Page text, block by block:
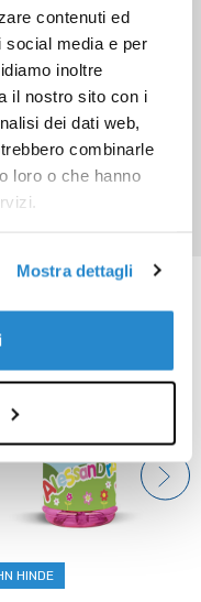
contenuti ed
social media e per
inoltre
il nostro sito con i
dei dati web,
combinarle
loro o che hanno
Mostra dettagli
HINDE